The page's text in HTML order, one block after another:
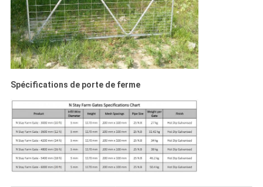
Spécifications de porte de ferme